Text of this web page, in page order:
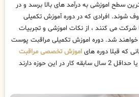
سطح اموزشی به درآمد های بالا برسد و در
شوند. افرادی که در دوره آموزش تکمیلی
می کنند ، از نکات اموزشی و تجربیات
خواهند شد. دوره اموزش تکمیلی مراقبت پوست
که قبلا دوره های اموزش تخصصی مراقبت
را گذرانده اند و یا حداقل 2 سال سابقه کار در این حوزه دارند